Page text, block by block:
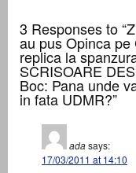
3 Responses to
au pus Opinca pe
replica la
SCRISOARE
Boc: Pana unde
in fata UDMR?”
adasays:
17/03/2011 at 14:10